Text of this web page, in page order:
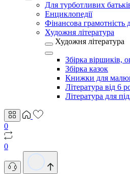
Для турботливих
Енциклопедії
Фінансова грамотність
Художня література
Художня література
Збірка віршиків,
Збірка казок
Книжки для
Література від 6
Література для
0
0